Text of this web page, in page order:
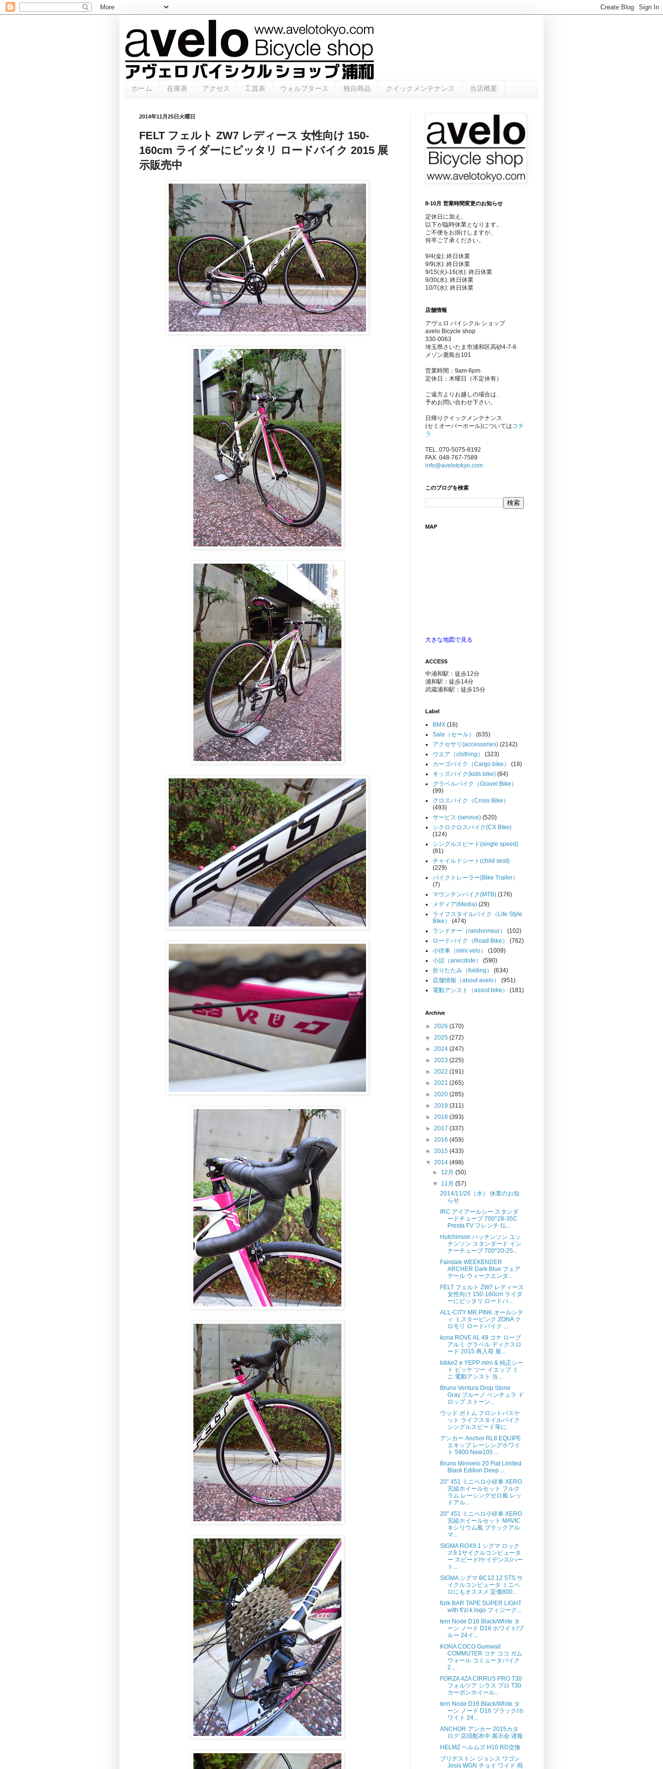
ホーム 在庫表 アクセス 工賃表 ウォルプタース 独自商品 クイックメンテナンス 当店概要
2014年11月25日火曜日
FELT フェルト ZW7 レディース 女性向け 150-
160cm ライダーにピッタリ ロードバイク 2015 展
示販売中
8-10月 営業時間変更のお知らせ
定休日に加え、
以下が臨時休業となります。
ご不便をお掛けしますが、
何卒ご了承ください。
9/4(金): 終日休業
9/9(水): 終日休業
9/15(火)-16(水): 終日休業
9/30(水): 終日休業
10/7(水): 終日休業
店舗情報
アヴェロ バイシクル ショップ
avelo Bicycle shop
330-0063
埼玉県さいたま市浦和区高砂4-7-6
メゾン鹿島台101
営業時間：9am-6pm
定休日：木曜日（不定休有）
ご遠方よりお越しの場合は、
予めお問い合わせ下さい。
日帰りクイックメンテナンス
(セミオーバーホール)については コチ
ラ
TEL. 070-5075-8192
FAX. 048-767-7589
info@avelotokyo.com
このブログを検索
MAP
大きな地図で見る
ACCESS
中浦和駅：徒歩12分
浦和駅：徒歩14分
武蔵浦和駅：徒歩15分
Label
BMX (16)
Sale（セール）
(635)
アクセサリ(accessories) (2142)
ウエア（clothing）
(323)
カーゴバイク（Cargo bike）
(19)
キッズバイク(kids bike) (64)
グラベルバイク（Gravel Bike）
(99)
クロスバイク（Cross Bike）
(493)
サービス (service) (520)
シクロクロスバイク(CX Bike)
(124)
シングルスピード(single speed)
(81)
チャイルドシート(child seat)
(229)
バイクトレーラー(Bike Trailer）
(7)
マウンテンバイク(MTB) (176)
メディア(Media) (29)
ライフスタイルバイク（Life Style
Bike）
(474)
ランドナー（randonneur）
(102)
ロードバイク（Road Bike）
(762)
小径車（mini velo）
(1009)
小話（anecdote）
(590)
折りたたみ（folding）
(634)
店舗情報（about avelo）
(951)
電動アシスト（assist bike）
(181)
Archive
► 2026 (170)
► 2025 (272)
► 2024 (247)
► 2023 (225)
► 2022 (191)
► 2021 (265)
► 2020 (285)
► 2019 (311)
► 2018 (393)
► 2017 (337)
► 2016 (459)
► 2015 (433)
▼ 2014 (498)
► 12月(50)
▼ 11月(57)
2014/11/26（水） 休業のお知
らせ
IRC アイアールシー スタンダ
ードチューブ 700*28-35C
Presta FV フレンチ 仏...
Hutchinson ハッチンソン ユッ
チンソン スタンダード イン
ナーチューブ 700*20-25...
Fairdale WEEKENDER
ARCHER Dark Blue フェア
デール ウィークエンダ...
FELT フェルト ZW7 レディース
女性向け 150-160cm ライダ
ーにピッタリ ロードバ...
ALL-CITY MR.PINK オールシテ
ィ ミスターピンク ZONA ク
ロモリ ロードバイク ...
kona ROVE AL 49 コナ ローブ
アルミ グラベル ディクスロ
ード 2015 再入荷 展...
bikke2 e YEPP mini & 純正シー
ト ビッケ ツー イエップ ミ
ニ 電動アシスト 当...
Bruno Ventura Drop Stone
Gray ブルーノ ベンチュラ ド
ロップ ストーン...
ウッド ボトム フロントバスケ
ット ライフスタイルバイク
シングルスピード等に
アンカー Anchor RL8 EQUIPE
エキップ レーシングホワイ
ト 5800 New105 ...
Bruno Minivelo 20 Flat Limited
Black Edition Deep ...
20" 451 ミニベロ小径車 XERO
完組ホイールセット フルク
ラム レーシングゼロ風 レッ
ドアル...
20" 451 ミニベロ小径車 XERO
完組ホイールセット MAVIC
キシリウム風 ブラックアル
マ...
SIGMA ROX9.1 シグマ ロック
ス9.1サイクルコンピュータ
ー スピード/ケイデンス/ハー
ト...
SIGMA シグマ BC12.12 STS サ
イクルコンピュータ ミニベ
ロにもオススメ 定価800...
fizik BAR TAPE SUPER LIGHT
with fi'zi:k logo フィジーク...
tern Node D16 Black/White タ
ーン ノード D16 ホワイト/ブ
ルー 24イ...
KONA COCO Gumwall
COMMUTER コナ ココ ガム
ウォール コミュータバイク
2...
FORZA 4ZA CIRRUS PRO T30
フォルツア シラス プロ T30
カーボンホイール...
tern Node D16 Black/White タ
ーン ノード D16 ブラック/ホ
ワイト 24...
ANCHOR アンカー 2015カタ
ログ 店頭配布中 展示会 遅報
HELMZ ヘルムズ H10 RD交換
ブリヂストン ジョシス ワゴン
Josis WGN チョイ ワイド 両